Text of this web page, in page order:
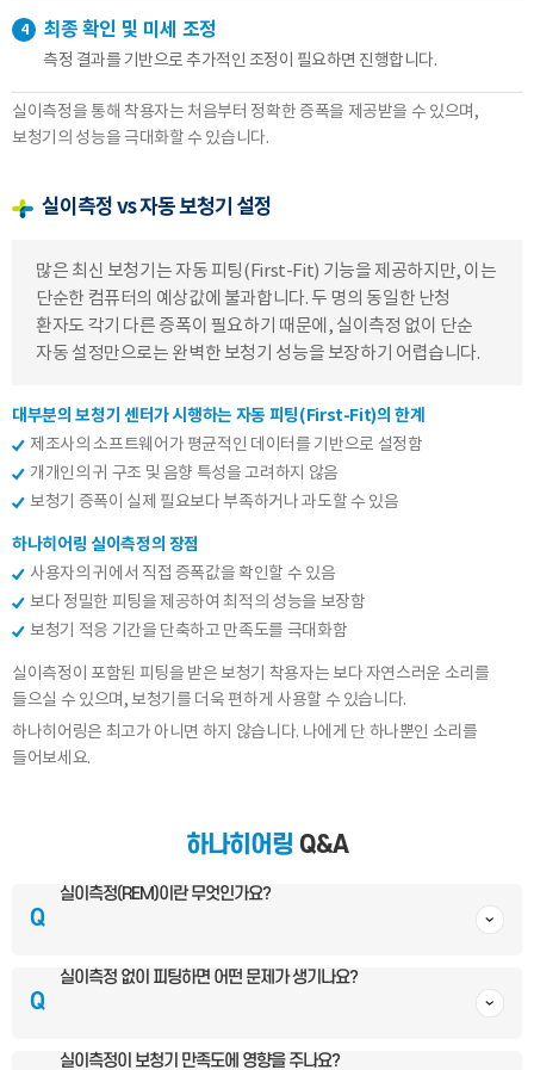
4 최종 확인 및 미세 조정
측정 결과를 기반으로 추가적인 조정이 필요하면 진행합니다.
실이측정을 통해 착용자는 처음부터 정확한 증폭을 제공받을 수 있으며,
보청기의 성능을 극대화할 수 있습니다.
실이측정 vs 자동 보청기 설정
많은 최신 보청기는 자동 피팅(First-Fit) 기능을 제공하지만, 이는
단순한 컴퓨터의 예상값에 불과합니다.두 명의 동일한 난청
환자도 각기 다른 증폭이 필요하기 때문에, 실이측정 없이 단순
자동 설정만으로는 완벽한 보청기 성능을 보장하기 어렵습니다.
대부분의 보청기 센터가 시행하는 자동 피팅(First-Fit)의 한계
제조사의 소프트웨어가 평균적인 데이터를 기반으로 설정함
개개인의 귀 구조 및 음향 특성을 고려하지 않음
보청기 증폭이 실제 필요보다 부족하거나 과도할 수 있음
하나히어링 실이측정의 장점
사용자의 귀에서 직접 증폭값을 확인할 수 있음
보다 정밀한 피팅을 제공하여 최적의 성능을 보장함
보청기 적응 기간을 단축하고 만족도를 극대화함
실이측정이 포함된 피팅을 받은 보청기 착용자는 보다 자연스러운 소리를
들으실 수 있으며, 보청기를 더욱 편하게 사용할 수 있습니다.
하나히어링은 최고가 아니면 하지 않습니다. 나에게 단 하나뿐인 소리를
들어보세요.
하나히어링 Q&A
Q
실이측정(REM)이란 무엇인가요?
Q
실이측정 없이 피팅하면 어떤 문제가 생기나요?
실이측정이 보청기 만족도에 영향을 주나요?